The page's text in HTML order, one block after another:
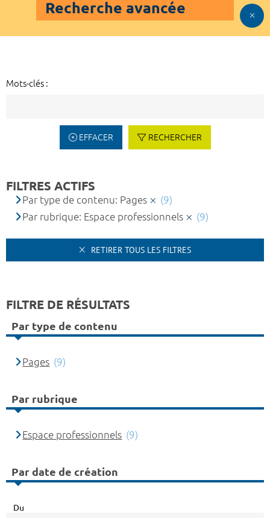
Recherche avancée
Mots-clés :
EFFACER RECHERCHER
FILTRES ACTIFS
Par type de contenu: Pages
(9)
Par rubrique: Espace professionnels
(9)
RETIRER TOUS LES FILTRES
FILTRE DE RÉSULTATS
Par type de contenu
Pages (9)
Par rubrique
Espace professionnels (9)
Par date de création
Du